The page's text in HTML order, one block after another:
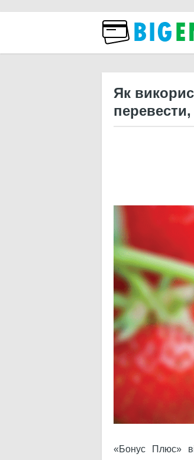
Як
«Бонус Плюс»